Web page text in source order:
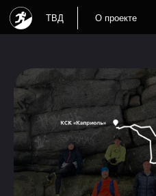
ТВД О проекте